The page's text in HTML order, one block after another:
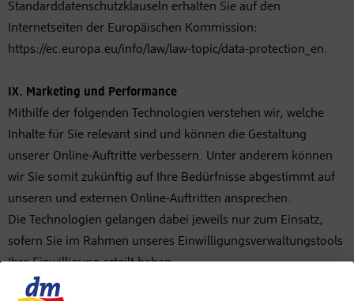
Standarddatenschutzklauseln erhalten Sie auf den
Internetseiten der Europäischen Kommission:
https://ec.europa.eu/info/law/law-topic/data-protection_en.
IX. Marketing und Performance
Mithilfe der folgenden Technologien verstehen wir, welche
Inhalte für Sie relevant sind und können die Gestaltung
unserer Online-Auftritte verbessern. Unter anderem können
wir Sie somit zukünftig auf Ihre Bedürfnisse abgestimmt auf
unseren und externen Online-Auftritten ansprechen.
Die Technologien gelangen dabei jeweils nur zum Einsatz,
sofern Sie im Rahmen unseres Einwilligungsverwaltungstools
Ihre Einwilligung erteilt haben.